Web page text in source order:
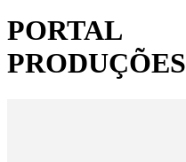
PORTAL
PRODUÇÕES